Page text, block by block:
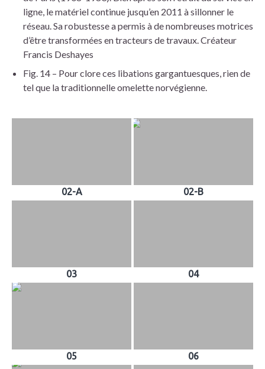
ligne, le matériel continue jusqu’en 2011 à sillonner le
réseau. Sa robustesse a permis à de nombreuses motrices
d’être transformées en tracteurs de travaux. Créateur
Francis Deshayes
Fig. 14 – Pour clore ces libations gargantuesques, rien de
tel que la traditionnelle omelette norvégienne.
02-A 02-B
03 04
05 06